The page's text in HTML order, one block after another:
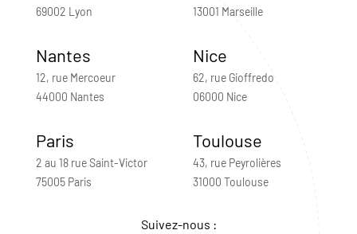
69002 Lyon
13001 Marseille
Nantes
12, rue Mercoeur
44000 Nantes
Nice
62, rue Gioffredo
06000 Nice
Paris
2 au 18 rue Saint-Victor
75005 Paris
Toulouse
43, rue Peyrolières
31000 Toulouse
Suivez-nous :